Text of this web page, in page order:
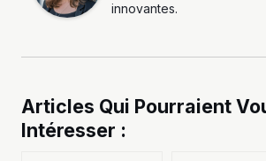
innovantes.
Articles Qui Pourraient
Intéresser :